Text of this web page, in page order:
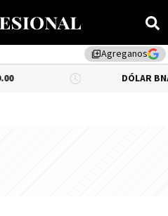
library_addAgreganos
DÓLAR BNA 0.34%